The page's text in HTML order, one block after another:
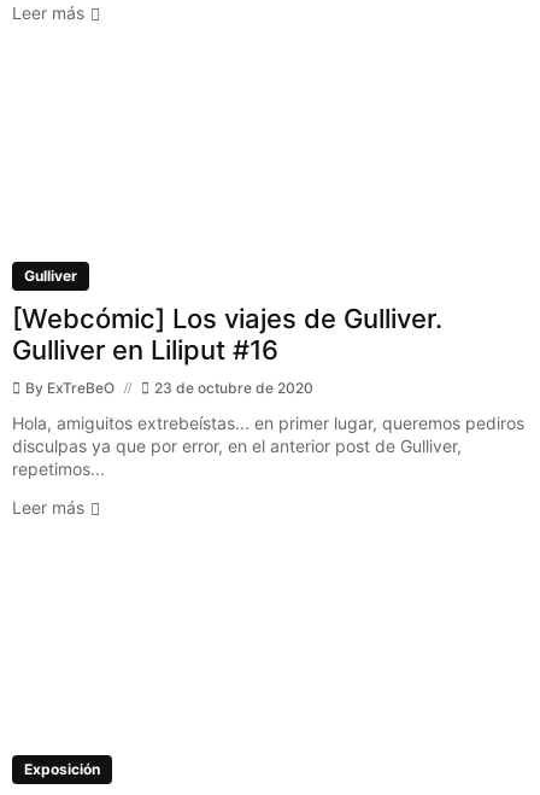
Leer más
Gulliver
[Webcómic] Los viajes de Gulliver.
Gulliver en Liliput #16
By ExTreBeO 23 de octubre de 2020
Hola, amiguitos extrebeístas... en primer lugar, queremos pediros
disculpas ya que por error, en el anterior post de Gulliver,
repetimos...
Leer más
Exposición